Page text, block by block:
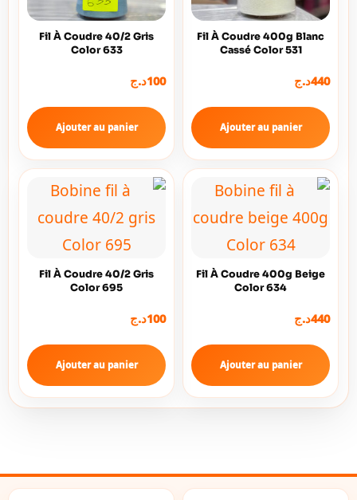
Fil À Coudre 400g Blanc
Cassé Color 531
440د.ج
Ajouter au panier
Fil À Coudre 40/2 Gris
Color 633
100د.ج
Ajouter au panier
Fil À Coudre 400g Beige
Color 634
440د.ج
Ajouter au panier
Fil À Coudre 40/2 Gris
Color 695
100د.ج
Ajouter au panier